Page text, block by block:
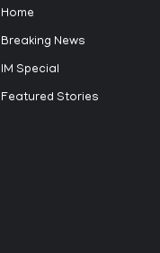
Home
Breaking News
IM Special
Featured Stories